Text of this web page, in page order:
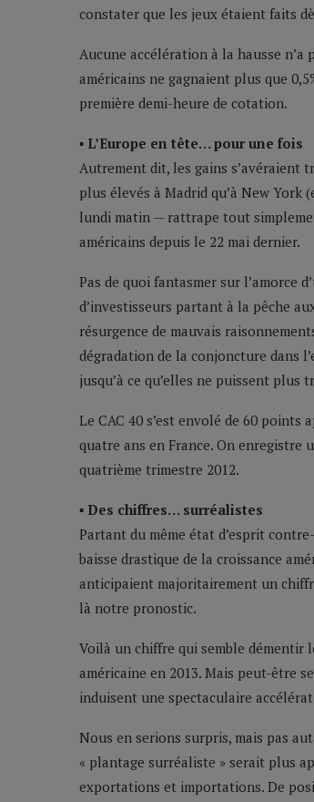
constater que les jeux étaient faits
Aucune accélération à la hausse n’a
américains ne gagnaient plus que
première demi-heure de cotation.
▪ L’Europe en tête… pour une fois
Autrement dit, les gains
plus élevés à Madrid qu’à New York
lundi matin — rattrape tout
américains depuis le 22 mai dernier.
Pas de quoi fantasmer sur l’amorce
d’investisseurs partant à la pêche
résurgence de mauvais
dégradation de la conjoncture dans
jusqu’à ce qu’elles ne puissent
Le CAC 40 s’est envolé de 60 points
quatre ans en France. On enregistre
quatrième trimestre 2012.
▪ Des chiffres… surréalistes
Partant du même état d’esprit
baisse drastique de la croissance
anticipaient majoritairement un
là notre pronostic.
Voilà un chiffre qui semble démentir
américaine en 2013. Mais peut-être
induisent une spectaculaire
Nous en serions surpris, mais pas
« plantage surréaliste » serait plus
exportations et importations. De